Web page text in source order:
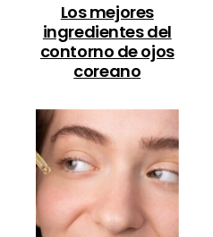
Los mejores
ingredientes del
contorno de ojos
coreano